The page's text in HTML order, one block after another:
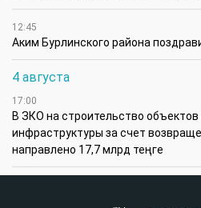
12:45
Аким Бурлинского района
4 августа
17:00
В ЗКО на строительство
инфраструктуры за счет
направлено 17,7 млрд теңге